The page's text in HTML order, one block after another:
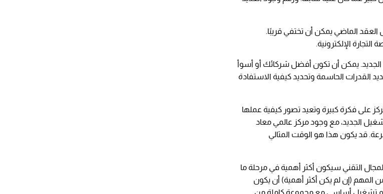
العقد الماضي يمكن أن تختفي قريبًا.
يمكن أن تكون أفضل شركائك أو أسوأ
القدرات الحاسمة وتحديد كيفية الاستفادة
على فكرة كبيرة وتعيد تصور كيفية عملها
الجديد، مع وجود مركز عالمي معاد
قد يكون هذا هو الوقت المثالي
التقني سيكون أكثر أهمية في مرحلة ما
المهم (إن لم يكن أكثر أهمية) أن يكون